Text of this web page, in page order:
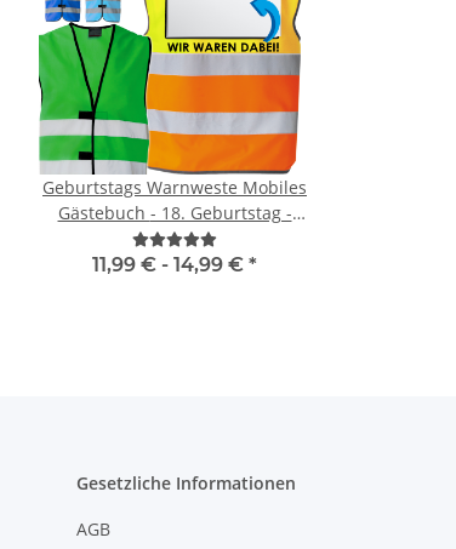
Geburtstags Warnweste Mobiles
Gästebuch - 18. Geburtstag -
Wunschzahl - Neon Warnweste
11,99 € - 14,99 € *
Gesetzliche Informationen
AGB